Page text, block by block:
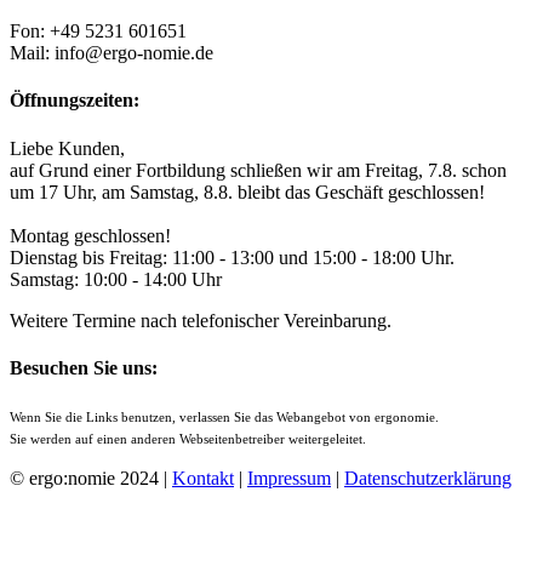
Fon: +49 5231 601651
Mail: info@ergo-nomie.de
Öffnungszeiten:
Liebe Kunden,
auf Grund einer Fortbildung schließen wir am Freitag, 7.8. schon
um 17 Uhr, am Samstag, 8.8. bleibt das Geschäft geschlossen!
Montag geschlossen!
Dienstag bis Freitag: 11:00 - 13:00 und 15:00 - 18:00 Uhr.
Samstag: 10:00 - 14:00 Uhr
Weitere Termine nach telefonischer Vereinbarung.
Besuchen Sie uns:
Wenn Sie die Links benutzen, verlassen Sie das Webangebot von ergonomie.
Sie werden auf einen anderen Webseitenbetreiber weitergeleitet.
© ergo:nomie 2024 | Kontakt | Impressum | Datenschutzerklärung